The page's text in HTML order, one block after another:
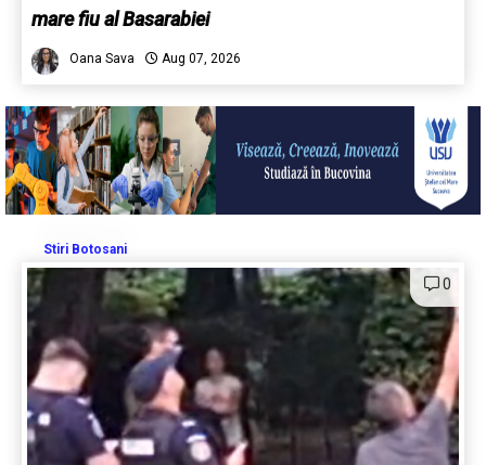
mare fiu al Basarabiei
Oana Sava Aug 07, 2026
Stiri Botosani
0